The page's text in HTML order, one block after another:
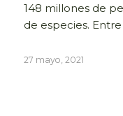
148 millones de
de especies.
27 mayo, 2021